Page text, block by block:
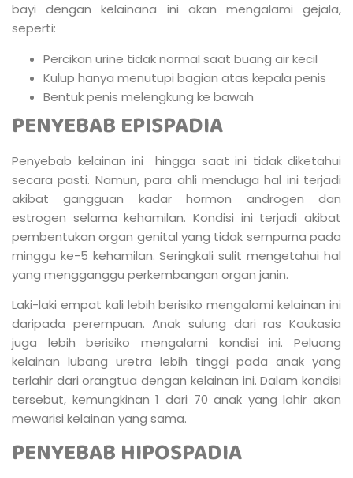
bayi dengan kelainana ini akan mengalami gejala,
seperti:
Percikan urine tidak normal saat buang air kecil
Kulup hanya menutupi bagian atas kepala penis
Bentuk penis melengkung ke bawah
PENYEBAB EPISPADIA
Penyebab kelainan ini hingga saat ini tidak diketahui
secara pasti. Namun, para ahli menduga hal ini terjadi
akibat gangguan kadar hormon androgen dan
estrogen selama kehamilan. Kondisi ini terjadi akibat
pembentukan organ genital yang tidak sempurna pada
minggu ke-5 kehamilan. Seringkali sulit mengetahui hal
yang mengganggu perkembangan organ janin.
Laki-laki empat kali lebih berisiko mengalami kelainan ini
daripada perempuan. Anak sulung dari ras Kaukasia
juga lebih berisiko mengalami kondisi ini. Peluang
kelainan lubang uretra lebih tinggi pada anak yang
terlahir dari orangtua dengan kelainan ini. Dalam kondisi
tersebut, kemungkinan 1 dari 70 anak yang lahir akan
mewarisi kelainan yang sama.
PENYEBAB HIPOSPADIA